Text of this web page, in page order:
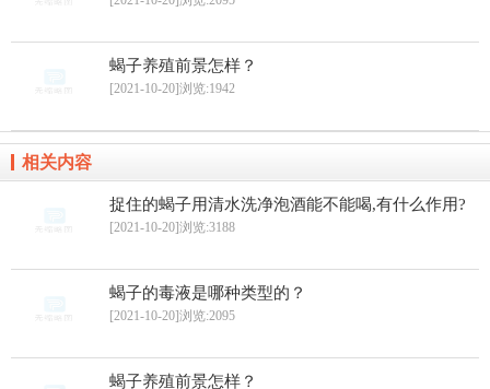
蝎子养殖前景怎样？
[2021-10-20]浏览:1942
相关内容
捉住的蝎子用清水洗净泡酒能不能喝,有什么作用?
[2021-10-20]浏览:3188
蝎子的毒液是哪种类型的？
[2021-10-20]浏览:2095
蝎子养殖前景怎样？